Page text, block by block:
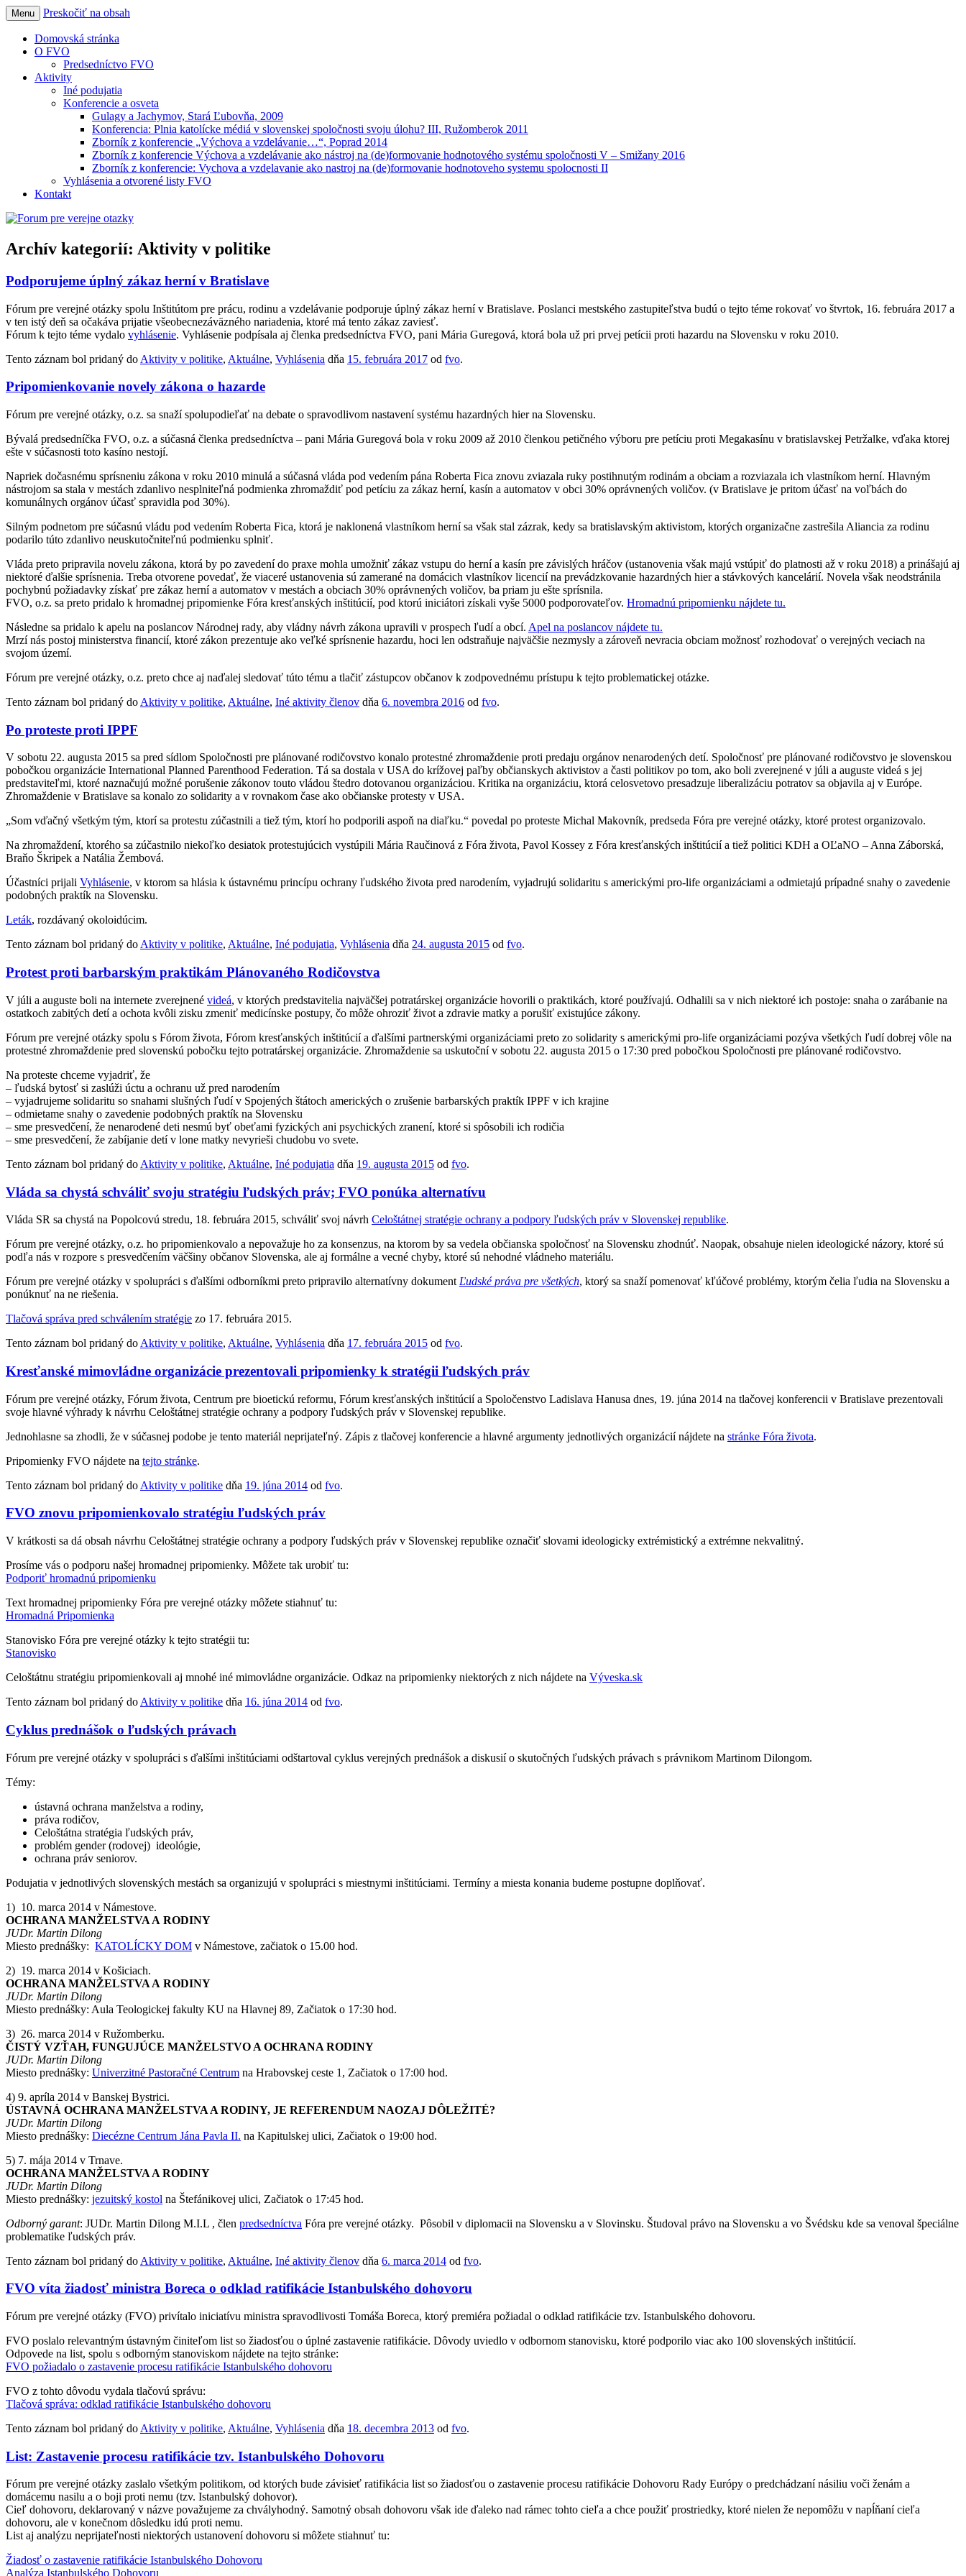
Forum pre verejne otazky
Menu Preskočiť na obsah
Domovská stránka
O FVO
Predsedníctvo FVO
Aktivity
Iné podujatia
Konferencie a osveta
Gulagy a Jachymov, Stará Ľubovňa, 2009
Konferencia: Plnia katolícke médiá v slovenskej spoločnosti svoju úlohu? III, Ružomberok 2011
Zborník z konferencie „Výchova a vzdelávanie…“, Poprad 2014
Zborník z konferencie Výchova a vzdelávanie ako nástroj na (de)formovanie hodnotového systému spoločnosti V – Smižany 2016
Zborník z konferencie: Vychova a vzdelavanie ako nastroj na (de)formovanie hodnotoveho systemu spolocnosti II
Vyhlásenia a otvorené listy FVO
Kontakt
Archív kategorií: Aktivity v politike
Podporujeme úplný zákaz herní v Bratislave
Fórum pre verejné otázky spolu Inštitútom pre prácu, rodinu a vzdelávanie podporuje úplný zákaz herní v Bratislave. Poslanci mestského zastupiteľstva budú o tejto téme rokovať vo štvrtok, 16. februára 2017 a
v ten istý deň sa očakáva prijatie všeobecnezáväzného nariadenia, ktoré má tento zákaz zaviesť.
Fórum k tejto téme vydalo vyhlásenie. Vyhlásenie podpísala aj členka predsedníctva FVO, pani Mária Guregová, ktorá bola už pri prvej petícii proti hazardu na Slovensku v roku 2010.
Tento záznam bol pridaný do Aktivity v politike, Aktuálne, Vyhlásenia dňa 15. februára 2017 od fvo.
Pripomienkovanie novely zákona o hazarde
Fórum pre verejné otázky, o.z. sa snaží spolupodieľať na debate o spravodlivom nastavení systému hazardných hier na Slovensku.
Bývalá predsedníčka FVO, o.z. a súčasná členka predsedníctva – pani Mária Guregová bola v roku 2009 až 2010 členkou petičného výboru pre petíciu proti Megakasínu v bratislavskej Petržalke, vďaka ktorej
ešte v súčasnosti toto kasíno nestojí.
Napriek dočasnému sprísneniu zákona v roku 2010 minulá a súčasná vláda pod vedením pána Roberta Fica znovu zviazala ruky postihnutým rodinám a obciam a rozviazala ich vlastníkom herní. Hlavným
nástrojom sa stala v mestách zdanlivo nesplniteľná podmienka zhromaždiť pod petíciu za zákaz herní, kasín a automatov v obci 30% oprávnených voličov. (v Bratislave je pritom účasť na voľbách do
komunálnych orgánov účasť spravidla pod 30%).
Silným podnetom pre súčasnú vládu pod vedením Roberta Fica, ktorá je naklonená vlastníkom herní sa však stal zázrak, kedy sa bratislavským aktivistom, ktorých organizačne zastrešila Aliancia za rodinu
podarilo túto zdanlivo neuskutočniteľnú podmienku splniť.
Vláda preto pripravila novelu zákona, ktorá by po zavedení do praxe mohla umožniť zákaz vstupu do herní a kasín pre závislých hráčov (ustanovenia však majú vstúpiť do platnosti až v roku 2018) a prinášajú aj
niektoré ďalšie sprísnenia. Treba otvorene povedať, že viaceré ustanovenia sú zamerané na domácich vlastníkov licencií na prevádzkovanie hazardných hier a stávkových kancelárií. Novela však neodstránila
pochybnú požiadavky získať pre zákaz herní a automatov v mestách a obciach 30% oprávnených voličov, ba priam ju ešte sprísnila.
FVO, o.z. sa preto pridalo k hromadnej pripomienke Fóra kresťanských inštitúcií, pod ktorú iniciátori získali vyše 5000 podporovateľov. Hromadnú pripomienku nájdete tu.
Následne sa pridalo k apelu na poslancov Národnej rady, aby vládny návrh zákona upravili v prospech ľudí a obcí. Apel na poslancov nájdete tu.
Mrzí nás postoj ministerstva financií, ktoré zákon prezentuje ako veľké sprísnenie hazardu, hoci len odstraňuje najväčšie nezmysly a zároveň nevracia obciam možnosť rozhodovať o verejných veciach na
svojom území.
Fórum pre verejné otázky, o.z. preto chce aj naďalej sledovať túto tému a tlačiť zástupcov občanov k zodpovednému prístupu k tejto problematickej otázke.
Tento záznam bol pridaný do Aktivity v politike, Aktuálne, Iné aktivity členov dňa 6. novembra 2016 od fvo.
Po proteste proti IPPF
V sobotu 22. augusta 2015 sa pred sídlom Spoločnosti pre plánované rodičovstvo konalo protestné zhromaždenie proti predaju orgánov nenarodených detí. Spoločnosť pre plánované rodičovstvo je slovenskou
pobočkou organizácie International Planned Parenthood Federation. Tá sa dostala v USA do krížovej paľby občianskych aktivistov a časti politikov po tom, ako boli zverejnené v júli a auguste videá s jej
predstaviteľmi, ktoré naznačujú možné porušenie zákonov touto vládou štedro dotovanou organizáciou. Kritika na organizáciu, ktorá celosvetovo presadzuje liberalizáciu potratov sa objavila aj v Európe.
Zhromaždenie v Bratislave sa konalo zo solidarity a v rovnakom čase ako občianske protesty v USA.
„Som vďačný všetkým tým, ktorí sa protestu zúčastnili a tiež tým, ktorí ho podporili aspoň na diaľku.“ povedal po proteste Michal Makovník, predseda Fóra pre verejné otázky, ktoré protest organizovalo.
Na zhromaždení, ktorého sa zúčastnilo niekoľko desiatok protestujúcich vystúpili Mária Raučinová z Fóra života, Pavol Kossey z Fóra kresťanských inštitúcií a tiež politici KDH a OĽaNO – Anna Záborská,
Braňo Škripek a Natália Žembová.
Účastníci prijali Vyhlásenie, v ktorom sa hlásia k ústavnému princípu ochrany ľudského života pred narodením, vyjadrujú solidaritu s americkými pro-life organizáciami a odmietajú prípadné snahy o zavedenie
podobných praktík na Slovensku.
Leták, rozdávaný okoloidúcim.
Tento záznam bol pridaný doAktivity v politike, Aktuálne, Iné podujatia, Vyhlásenia dňa 24. augusta 2015 od fvo.
Protest proti barbarským praktikám Plánovaného Rodičovstva
V júli a auguste boli na internete zverejnené videá, v ktorých predstavitelia najväčšej potratárskej organizácie hovorili o praktikách, ktoré používajú. Odhalili sa v nich niektoré ich postoje: snaha o zarábanie na
ostatkoch zabitých detí a ochota kvôli zisku zmeniť medicínske postupy, čo môže ohroziť život a zdravie matky a porušiť existujúce zákony.
Fórum pre verejné otázky spolu s Fórom života, Fórom kresťanských inštitúcií a ďalšími partnerskými organizáciami preto zo solidarity s americkými pro-life organizáciami pozýva všetkých ľudí dobrej vôle na
protestné zhromaždenie pred slovenskú pobočku tejto potratárskej organizácie. Zhromaždenie sa uskutoční v sobotu 22. augusta 2015 o 17:30 pred pobočkou Spoločnosti pre plánované rodičovstvo.
Na proteste chceme vyjadriť, že
– ľudská bytosť si zaslúži úctu a ochranu už pred narodením
– vyjadrujeme solidaritu so snahami slušných ľudí v Spojených štátoch amerických o zrušenie barbarských praktík IPPF v ich krajine
– odmietame snahy o zavedenie podobných praktík na Slovensku
– sme presvedčení, že nenarodené deti nesmú byť obeťami fyzických ani psychických zranení, ktoré si spôsobili ich rodičia
– sme presvedčení, že zabíjanie detí v lone matky nevyrieši chudobu vo svete.
Tento záznam bol pridaný do Aktivity v politike, Aktuálne, Iné podujatia dňa 19. augusta 2015 od fvo.
Vláda sa chystá schváliť svoju stratégiu ľudských práv; FVO ponúka alternatívu
Vláda SR sa chystá na Popolcovú stredu, 18. februára 2015, schváliť svoj návrh Celoštátnej stratégie ochrany a podpory ľudských práv v Slovenskej republike.
Fórum pre verejné otázky, o.z. ho pripomienkovalo a nepovažuje ho za konsenzus, na ktorom by sa vedela občianska spoločnosť na Slovensku zhodnúť. Naopak, obsahuje nielen ideologické názory, ktoré sú
podľa nás v rozpore s presvedčením väčšiny občanov Slovenska, ale aj formálne a vecné chyby, ktoré sú nehodné vládneho materiálu.
Fórum pre verejné otázky v spolupráci s ďalšími odborníkmi preto pripravilo alternatívny dokument Ľudské práva pre všetkých, ktorý sa snaží pomenovať kľúčové problémy, ktorým čelia ľudia na Slovensku a
ponúknuť na ne riešenia.
Tlačová správa pred schválením stratégie zo 17. februára 2015.
Tento záznam bol pridaný do Aktivity v politike, Aktuálne, Vyhlásenia dňa 17. februára 2015 od fvo.
Kresťanské mimovládne organizácie prezentovali pripomienky k stratégii ľudských práv
Fórum pre verejné otázky, Fórum života, Centrum pre bioetickú reformu, Fórum kresťanských inštitúcií a Spoločenstvo Ladislava Hanusa dnes, 19. júna 2014 na tlačovej konferencii v Bratislave prezentovali
svoje hlavné výhrady k návrhu Celoštátnej stratégie ochrany a podpory ľudských práv v Slovenskej republike.
Jednohlasne sa zhodli, že v súčasnej podobe je tento materiál neprijateľný. Zápis z tlačovej konferencie a hlavné argumenty jednotlivých organizácií nájdete na stránke Fóra života.
Pripomienky FVO nájdete na tejto stránke.
Tento záznam bol pridaný do Aktivity v politike dňa 19. júna 2014 od fvo.
FVO znovu pripomienkovalo stratégiu ľudských práv
V krátkosti sa dá obsah návrhu Celoštátnej stratégie ochrany a podpory ľudských práv v Slovenskej republike označiť slovami ideologicky extrémistický a extrémne nekvalitný.
Prosíme vás o podporu našej hromadnej pripomienky. Môžete tak urobiť tu:
Podporiť hromadnú pripomienku
Text hromadnej pripomienky Fóra pre verejné otázky môžete stiahnuť tu:
Hromadná Pripomienka
Stanovisko Fóra pre verejné otázky k tejto stratégii tu:
Stanovisko
Celoštátnu stratégiu pripomienkovali aj mnohé iné mimovládne organizácie. Odkaz na pripomienky niektorých z nich nájdete na Výveska.sk
Tento záznam bol pridaný do Aktivity v politike dňa 16. júna 2014 od fvo.
Cyklus prednášok o ľudských právach
Fórum pre verejné otázky v spolupráci s ďalšími inštitúciami odštartoval cyklus verejných prednášok a diskusií o skutočných ľudských právach s právnikom Martinom Dilongom.
Témy:
ústavná ochrana manželstva a rodiny,
práva rodičov,
Celoštátna stratégia ľudských práv,
problém gender (rodovej) ideológie,
ochrana práv seniorov.
Podujatia v jednotlivých slovenských mestách sa organizujú v spolupráci s miestnymi inštitúciami. Termíny a miesta konania budeme postupne doplňovať.
1) 10. marca 2014 v Námestove.
OCHRANA MANŽELSTVA A RODINY
JUDr. Martin Dilong
Miesto prednášky: KATOLÍCKY DOM v Námestove, začiatok o 15.00 hod.
2) 19. marca 2014 v Košiciach.
OCHRANA MANŽELSTVA A RODINY
JUDr. Martin Dilong
Miesto prednášky: Aula Teologickej fakulty KU na Hlavnej 89, Začiatok o 17:30 hod.
3) 26. marca 2014 v Ružomberku.
ČISTÝ VZŤAH, FUNGUJÚCE MANŽELSTVO A OCHRANA RODINY
JUDr. Martin Dilong
Miesto prednášky: Univerzitné Pastoračné Centrum na Hrabovskej ceste 1, Začiatok o 17:00 hod.
4) 9. apríla 2014 v Banskej Bystrici.
ÚSTAVNÁ OCHRANA MANŽELSTVA A RODINY, JE REFERENDUM NAOZAJ DÔLEŽITÉ?
JUDr. Martin Dilong
Miesto prednášky: Diecézne Centrum Jána Pavla II. na Kapitulskej ulici, Začiatok o 19:00 hod.
5) 7. mája 2014 v Trnave.
OCHRANA MANŽELSTVA A RODINY
JUDr. Martin Dilong
Miesto prednášky: jezuitský kostol na Štefánikovej ulici, Začiatok o 17:45 hod.
Odborný garant: JUDr. Martin Dilong M.I.L , člen predsedníctva Fóra pre verejné otázky. Pôsobil v diplomacii na Slovensku a v Slovinsku. Študoval právo na Slovensku a vo Švédsku kde sa venoval špeciálne
problematike ľudských práv.
Tento záznam bol pridaný do Aktivity v politike, Aktuálne, Iné aktivity členov dňa 6. marca 2014 od fvo.
FVO víta žiadosť ministra Boreca o odklad ratifikácie Istanbulského dohovoru
Fórum pre verejné otázky (FVO) privítalo iniciatívu ministra spravodlivosti Tomáša Boreca, ktorý premiéra požiadal o odklad ratifikácie tzv. Istanbulského dohovoru.
FVO poslalo relevantným ústavným činiteľom list so žiadosťou o úplné zastavenie ratifikácie. Dôvody uviedlo v odbornom stanovisku, ktoré podporilo viac ako 100 slovenských inštitúcií.
Odpovede na list, spolu s odborným stanoviskom nájdete na tejto stránke:
FVO požiadalo o zastavenie procesu ratifikácie Istanbulského dohovoru
FVO z tohto dôvodu vydala tlačovú správu:
Tlačová správa: odklad ratifikácie Istanbulského dohovoru
Tento záznam bol pridaný do Aktivity v politike, Aktuálne, Vyhlásenia dňa 18. decembra 2013 od fvo.
List: Zastavenie procesu ratifikácie tzv. Istanbulského Dohovoru
Fórum pre verejné otázky zaslalo všetkým politikom, od ktorých bude závisieť ratifikácia list so žiadosťou o zastavenie procesu ratifikácie Dohovoru Rady Európy o predchádzaní násiliu voči ženám a
domácemu nasilu a o boji proti nemu (tzv. Istanbulský dohovor).
Cieľ dohovoru, deklarovaný v názve považujeme za chvályhodný. Samotný obsah dohovoru však ide ďaleko nad rámec tohto cieľa a chce použiť prostriedky, ktoré nielen že nepomôžu v napĺňaní cieľa
dohovoru, ale v konečnom dôsledku idú proti nemu.
List aj analýzu neprijateľnosti niektorých ustanovení dohovoru si môžete stiahnuť tu:
Žiadosť o zastavenie ratifikácie Istanbulského Dohovoru
Analýza Istanbulského Dohovoru